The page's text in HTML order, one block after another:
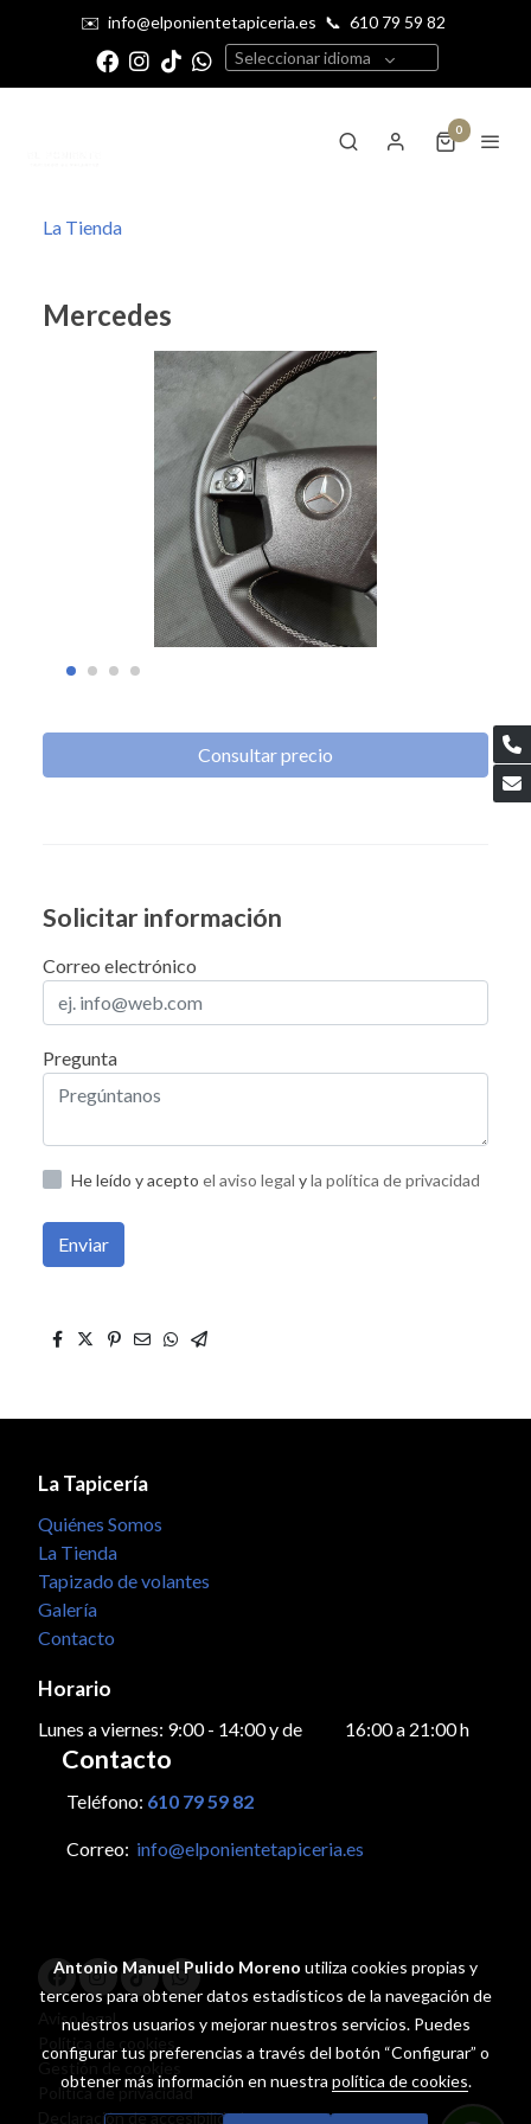
✉️ info@elponientetapiceria.es 📞 610 79 59 82
Seleccionar idioma
0
La Tienda
Mercedes
Consultar precio
Solicitar información
Correo electrónico
Pregunta
He leído y acepto el aviso legal yla política de privacidad
Enviar
La Tapicería
Quiénes Somos
La Tienda
Tapizado de volantes
Galería
Contacto
Horario
Lunes a viernes: 9:00 - 14:00 y de 16:00 a 21:00 h
Contacto
Teléfono: 610 79 59 82
Correo: info@elponientetapiceria.es
Aviso legal
Política de cookies
Gestión de cookies
Política de privacidad
Declaración de accesibilidad
Antonio Manuel Pulido Moreno utiliza cookies propias y
terceros para obtener datos estadísticos de la navegación de
nuestros usuarios y mejorar nuestros servicios. Puedes
configurar tus preferencias a través del botón “Configurar” o
obtener más información en nuestra política de cookies.